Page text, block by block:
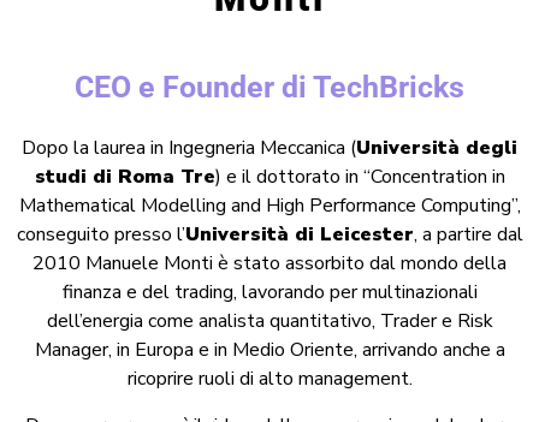
CEO e Founder di TechBricks
Dopo la laurea in Ingegneria Meccanica (Università degli
studi di Roma Tre) e il dottorato in “Concentration in
Mathematical Modelling and High Performance Computing”,
conseguito presso l’Università di Leicester, a partire dal
2010 Manuele Monti è stato assorbito dal mondo della
finanza e del trading, lavorando per multinazionali
dell’energia come analista quantitativo, Trader e Risk
Manager, in Europa e in Medio Oriente, arrivando anche a
ricoprire ruoli di alto management.